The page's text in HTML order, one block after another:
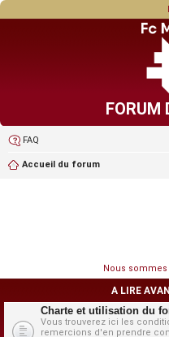
FORUM
FAQ
Accueil du forum
Nous sommes
A LIRE
Charte et utilisation du
Vous trouverez ici les
remercions d'en prendre